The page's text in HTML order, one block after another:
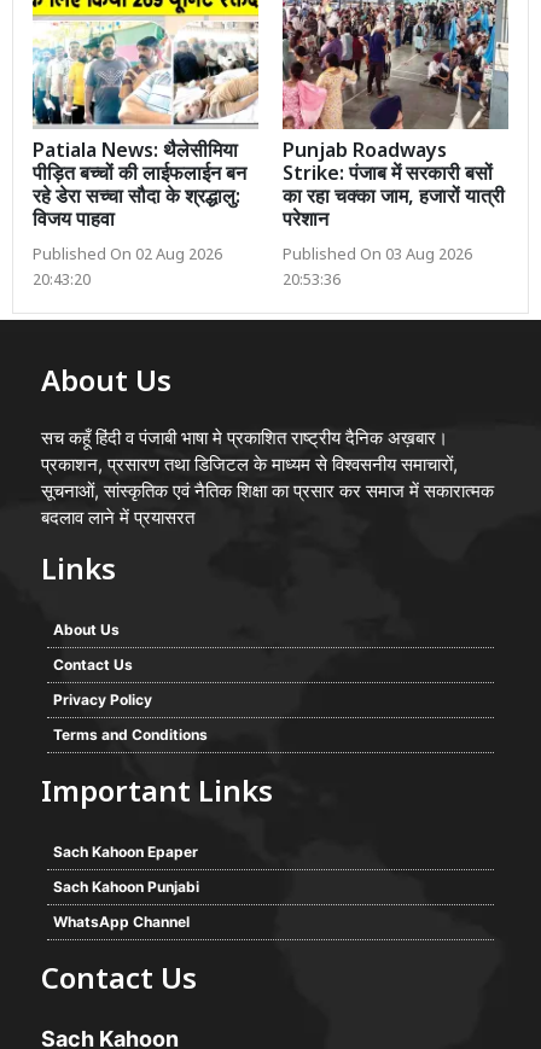
Patiala News: थैलेसीमिया
पीड़ित बच्चों की लाईफलाईन बन
रहे डेरा सच्चा सौदा के श्रद्धालु:
विजय पाहवा
Published On 02 Aug 2026
20:43:20
Punjab Roadways
Strike: पंजाब में सरकारी बसों
का रहा चक्का जाम, हजारों यात्री
परेशान
Published On 03 Aug 2026
20:53:36
About Us
सच कहूँ हिंदी व पंजाबी भाषा मे प्रकाशित राष्ट्रीय दैनिक अख़बार।
प्रकाशन, प्रसारण तथा डिजिटल के माध्यम से विश्वसनीय समाचारों,
सूचनाओं, सांस्कृतिक एवं नैतिक शिक्षा का प्रसार कर समाज में सकारात्मक
बदलाव लाने में प्रयासरत
Links
About Us
Contact Us
Privacy Policy
Terms and Conditions
Important Links
Sach Kahoon Epaper
Sach Kahoon Punjabi
WhatsApp Channel
Contact Us
Sach Kahoon